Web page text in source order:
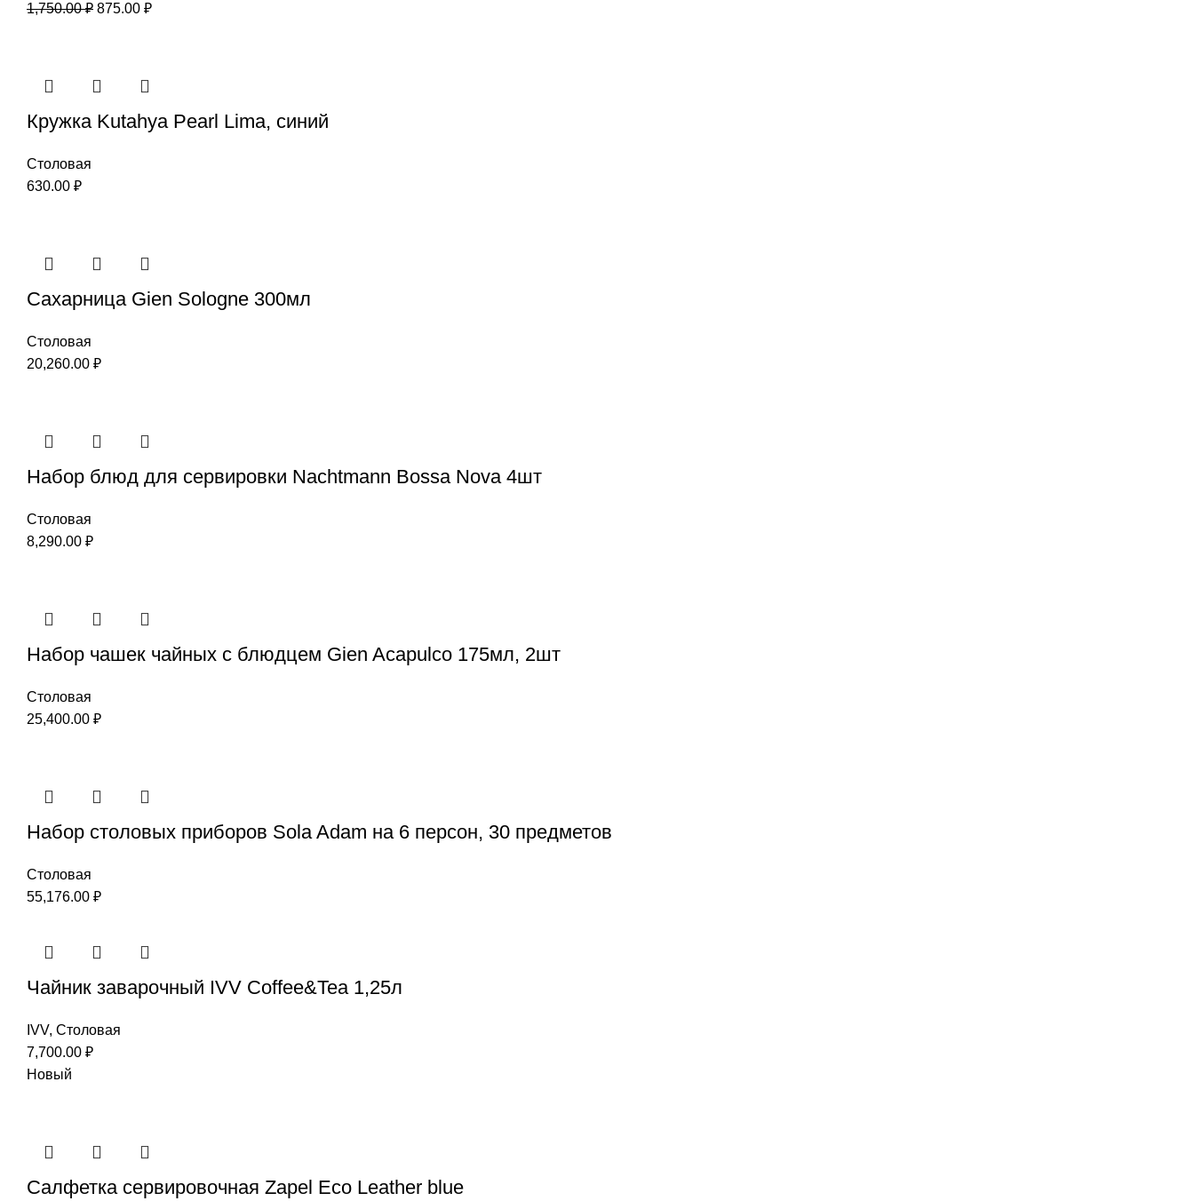
1,750.00₽ 875.00 ₽
Кружка Kutahya Pearl Lima, синий
Столовая
630.00 ₽
Сахарница Gien Sologne 300мл
Столовая
20,260.00 ₽
Набор блюд для сервировки Nachtmann Bossa Nova 4шт
Столовая
8,290.00 ₽
Набор чашек чайных с блюдцем Gien Acapulco 175мл, 2шт
Столовая
25,400.00 ₽
Набор столовых приборов Sola Adam на 6 персон, 30 предметов
Столовая
55,176.00 ₽
Чайник заварочный IVV Coffee&Tea 1,25л
IVV, Столовая
7,700.00 ₽
Новый
Салфетка сервировочная Zapel Eco Leather blue